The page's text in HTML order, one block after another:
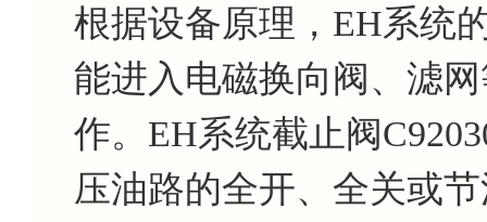
根据设备原理，EH系统
能进入电磁换向阀、滤
作。EH系统截止阀
压油路的全开、全关或